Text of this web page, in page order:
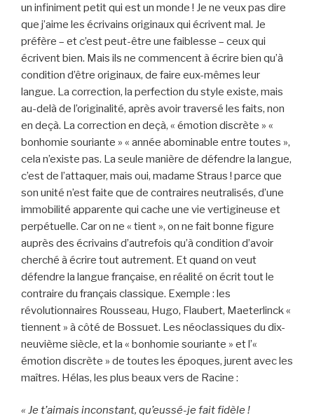
un infiniment petit qui est un monde ! Je ne veux pas dire
que j’aime les écrivains originaux qui écrivent mal. Je
préfère – et c’est peut-être une faiblesse – ceux qui
écrivent bien. Mais ils ne commencent à écrire bien qu’à
condition d’être originaux, de faire eux-mêmes leur
langue. La correction, la perfection du style existe, mais
au-delà de l’originalité, après avoir traversé les faits, non
en deçà. La correction en deçà, « émotion discrète » «
bonhomie souriante » « année abominable entre toutes »,
cela n’existe pas. La seule manière de défendre la langue,
c’est de l’attaquer, mais oui, madame Straus ! parce que
son unité n’est faite que de contraires neutralisés, d’une
immobilité apparente qui cache une vie vertigineuse et
perpétuelle. Car on ne « tient », on ne fait bonne figure
auprès des écrivains d’autrefois qu’à condition d’avoir
cherché à écrire tout autrement. Et quand on veut
défendre la langue française, en réalité on écrit tout le
contraire du français classique. Exemple : les
révolutionnaires Rousseau, Hugo, Flaubert, Maeterlinck «
tiennent » à côté de Bossuet. Les néoclassiques du dix-
neuvième siècle, et la « bonhomie souriante » et l’«
émotion discrète » de toutes les époques, jurent avec les
maîtres. Hélas, les plus beaux vers de Racine :
« Je t’aimais inconstant, qu’eussé-je fait fidèle !